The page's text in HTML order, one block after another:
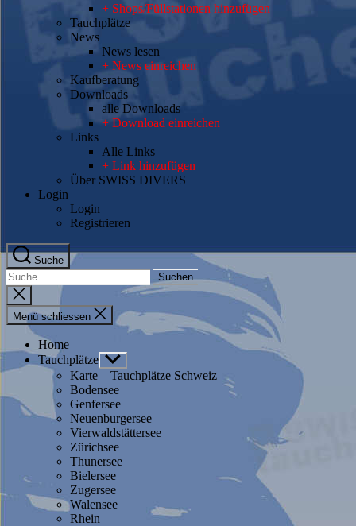
+ Shops/Füllstationen hinzufügen
Tauchplätze
News
News lesen
+ News einreichen
Kaufberatung
Downloads
alle Downloads
+ Download einreichen
Links
Alle Links
+ Link hinzufügen
Über SWISS DIVERS
Login
Login
Registrieren
Suche
Suche
nach:
Suche
schliessen
Menü schliessen
Home
Tauchplätze Untermenü
anzeigen
Karte – Tauchplätze Schweiz
Bodensee
Genfersee
Neuenburgersee
Vierwaldstättersee
Zürichsee
Thunersee
Bielersee
Zugersee
Walensee
Rhein